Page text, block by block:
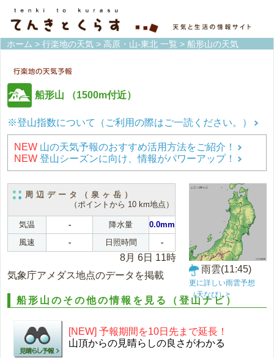
ホーム > 行楽地の天気 > 高原・山-東北 一覧 > 船形山の天気
船形山 （1500m付近）
※登山指数について（ご利用の際はご一読ください。）
NEW 山の天気予報のおすすめ活用方法をご紹介！
NEW 登山シーズンに向け、情報がパワーアップ！
周辺データ（泉ヶ岳）
（ポイントから 10 km地点）
気温 - 降水量
0.0mm
風速
- 日照時間 -
8月 6日 11時
気象庁アメダス地点のデータを掲載
雨雲(11:45)
更に詳しい雨雲予想
（天なび）>
船形山のその他の情報を見る（登山ナビ）
[NEW] 予報期間を10日先まで延長！
山頂からの見晴らしの良さがわかる